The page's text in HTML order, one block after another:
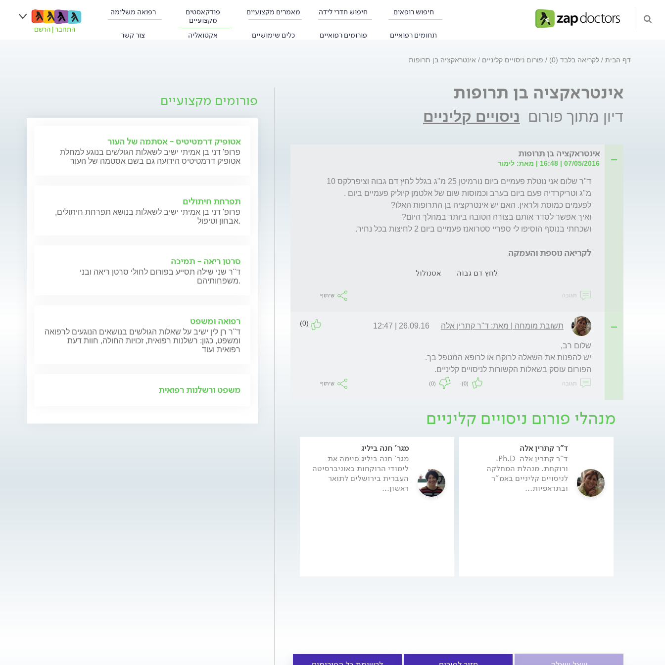
חיפוש רופאים חיפוש חדרי לידה מאמרים מקצועיים
פודקאסטים
מקצועיים
רפואה משלימה
תחומים רפואיים פורומים רפואיים כלים שימושיים אקטואליה צור קשר
התחבר הרשם
דף הבית לקריאה בלבד (0) פורום ניסויים קליניים אינטראקציה בן תרופות
אינטראקציה בן תרופות
דיון מתוך פורום ניסויים קליניים
אינטראקציה בן תרופות
07/05/2016 | 16:48 | מאת: לימור
לקריאה נוספת והעמקה
לחץ דם גבוה אטנולול
תגובה שיתוף
תשובת מומחה | מאת: ד"ר קתרין אלה 26.09.16 | 12:47
(0)
הפורום עוסק בשאלות הקשורות לניסויים קליניים.
תגובה (0)
(0) שיתוף
מנהלי פורום ניסויים קליניים
ד"ר קתרין אלה
ד"ר קתרין אלה  Ph.D.
ורוקחת. מנהלת המחלקה
לניסויים קליניים באמ"ר
ובתראפיות...
מגר' חנה ביליג
מגר' חנה ביליג סיימה את
לימודי הרוקחות באוניברסיטה
העברית בירושלים לתואר
ראשון...
פורומים מקצועיים
אטופיק דרמטיטיס - אסתמה של העור
פרופ' דני בן אמיתי ישיב לשאלות הגולשים בנוגע למחלת
אטופיק דרמטיטיס הידועה גם בשם אסטמה של העור
תפרחת חיתולים
פרופ' דני בן אמיתי ישיב לשאלות בנושא תפרחת חיתולים,
אבחון וטיפול.
סרטן ריאה - תמיכה
ד"ר שני שילה תסייע בפורום לחולי סרטן ריאה ובני
משפחותיהם.
רפואה ומשפט
ד"ר רן לין ישיב על שאלות הגולשים בנושאים הנוגעים לרפואה
ומשפט, כגון: רשלנות רפואית, זכויות החולה, חוות דעת
רפואית ועוד
משפט ורשלנות רפואית